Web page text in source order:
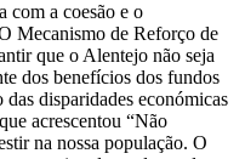
com a coesão e o
Mecanismo de Reforço de
que o Alentejo não seja
dos benefícios dos fundos
disparidades económicas
acrescentou “Não
na nossa população. O